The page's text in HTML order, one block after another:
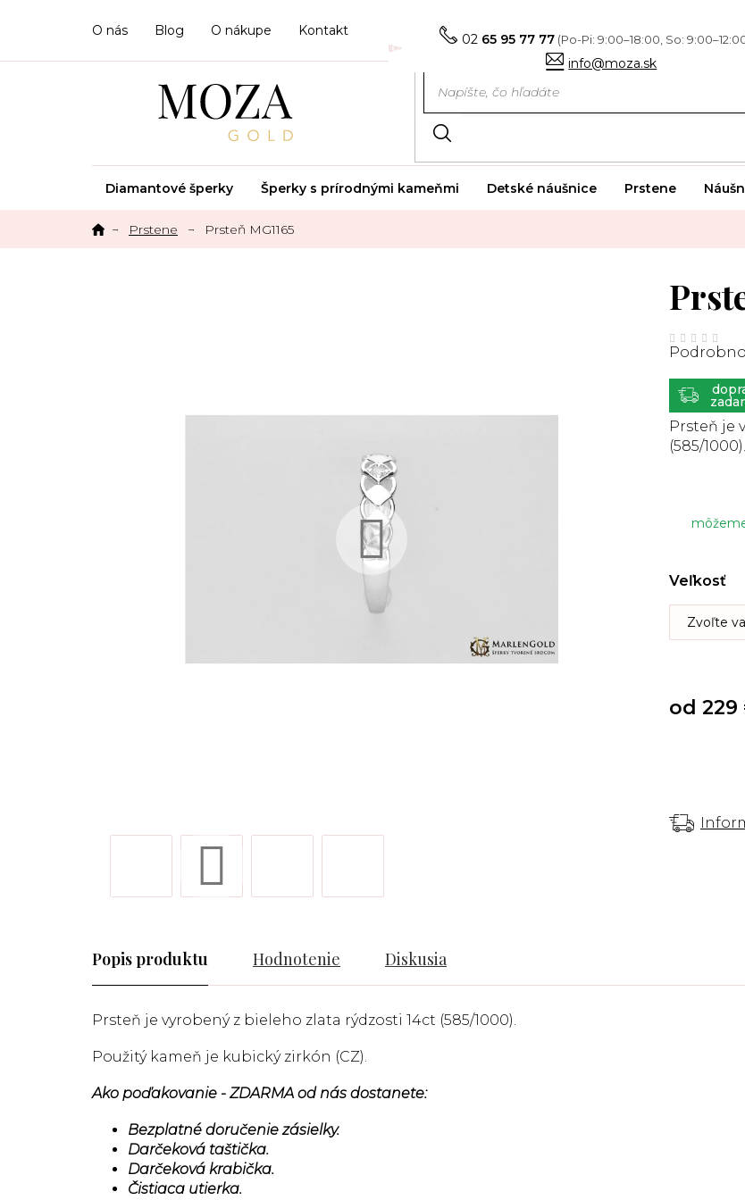
02 65 95 77 77
info@moza.sk
O nás Blog O nákupe Kontakt
Diamantové šperky Šperky s prírodnými kameňmi Detské náušnice Prstene
Prstene Prsteň MG1165
Veľkosť
Prsteň je
(585/1000).
Priemerné
produktu
0,0
od 229
Popis Hodnotenie Diskusia
Prsteň je vyrobený z bieleho zlata rýdzosti 14ct (585/1000).
Použitý kameň je kubický zirkón (CZ).
Ako poďakovanie - ZDARMA od nás dostanete:
Bezplatné doručenie zásielky.
Darčeková taštička.
Darčeková krabička.
Čistiaca utierka.